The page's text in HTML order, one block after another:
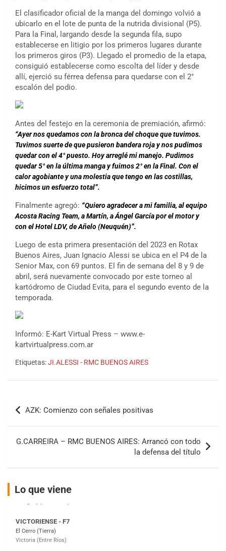
El clasificador oficial de la manga del domingo volvió a
ubicarlo en el lote de punta de la nutrida divisional (P5).
Para la Final, largando desde la segunda fila, supo
establecerse en litigio por los primeros lugares durante
los primeros giros (P3). Llegado el promedio de la etapa,
consiguió establecerse como escolta del líder y desde
allí, ejerció su férrea defensa para quedarse con el 2°
escalón del podio.
Antes del festejo en la ceremonia de premiación, afirmó:
“Ayer nos quedamos con la bronca del choque que tuvimos.
Tuvimos suerte de que pusieron bandera roja y nos pudimos
quedar con el 4° puesto. Hoy arreglé mi manejo. Pudimos
quedar 5° en la última manga y fuimos 2° en la Final. Con el
calor agobiante y una molestia que tengo en las costillas,
hicimos un esfuerzo total”.
Finalmente agregó: “Quiero agradecer a mi familia, al equipo
Acosta Racing Team, a Martín, a Ángel García por el motor y
con el Hotel LDV, de Añelo (Neuquén)”.
Luego de esta primera presentación del 2023 en Rotax
Buenos Aires, Juan Ignacio Alessi se ubica en el P4 de la
Senior Max, con 69 puntos. El fin de semana del 8 y 9 de
abril, será nuevamente convocado por este torneo al
kartódromo de Ciudad Evita, para el segundo evento de la
temporada.
Informó: E-Kart Virtual Press – www.e-
kartvirtualpress.com.ar
Etiquetas:JI.ALESSI - RMC BUENOS AIRES
Navegación
de
entradas
AZK: Comienzo con señales positivas
G.CARREIRA – RMC BUENOS AIRES: Arrancó con todo
la defensa del título
Lo que viene
COBERTURA ESPECIAL DE E-KART.COM.AR
Baradero (Buenos Aires)
KDO - F6
Trenque Lauquen (Buenos Aires)
Villaguay (Entre Ríos)
VICTORIENSE - F7
Victoria (Entre Ríos)
PATAGONICO - F6